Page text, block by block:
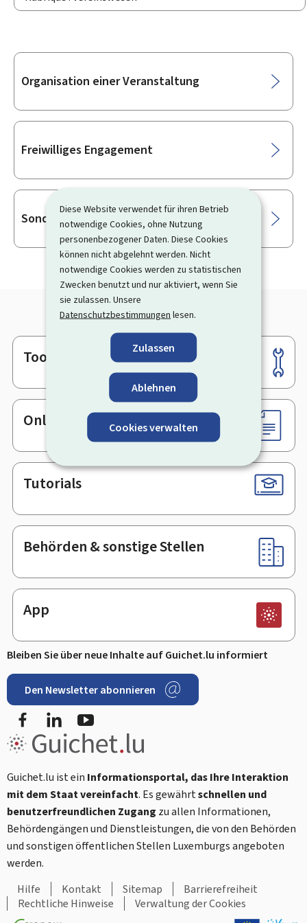
Diese Website verwendet für ihren Betrieb
notwendige Cookies, ohne Nutzung
personenbezogener Daten. Diese Cookies
können nicht abgelehnt werden. Nicht
notwendige Cookies werden zu statistischen
Zwecken benutzt und nur aktiviert, wenn Sie
sie zulassen. Unsere
Datenschutzbestimmungen lesen.
Zulassen
Ablehnen
Cookies verwalten
Unterrubriken
Organisation einer Veranstaltung
Freiwilliges Engagement
Sonderurlaub
Footer
Tools
Online-Dienste & Formulare
Tutorials
Behörden & sonstige Stellen
App
Bleiben Sie über neue Inhalte auf Guichet.lu informiert
Den Newsletter abonnieren
FacebookLinkedIn
Guichet.lu ist ein Informationsportal, das Ihre Interaktion
mit dem Staat vereinfacht. Es gewährtschnellen und
benutzerfreundlichen Zugang zu allen Informationen,
Behördengängen und Dienstleistungen, die von den Behörden
und sonstigen öffentlichen Stellen Luxemburgs angeboten
werden.
Hilfe
Kontakt Sitemap
Barrierefreiheit
Rechtliche Hinweise
Verwaltung der Cookies